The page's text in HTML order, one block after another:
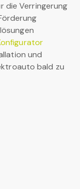
die Verringerung
und
bald zu